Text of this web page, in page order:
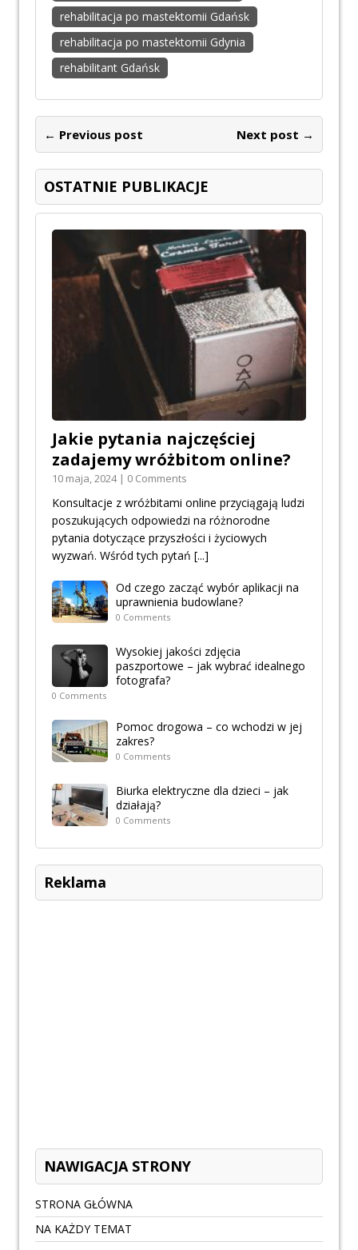
rehabilitacja po mastektomii Gdańsk
rehabilitacja po mastektomii Gdynia
rehabilitant Gdańsk
← Previous post Next post →
OSTATNIE PUBLIKACJE
Jakie pytania najczęściej
zadajemy wróżbitom online?
10 maja, 2024 | 0 Comments
Konsultacje z wróżbitami online przyciągają ludzi
poszukujących odpowiedzi na różnorodne
pytania dotyczące przyszłości i życiowych
wyzwań. Wśród tych pytań [...]
Od czego zacząć wybór aplikacji na
uprawnienia budowlane?
0 Comments
Wysokiej jakości zdjęcia
paszportowe – jak wybrać idealnego
fotografa?
0 Comments
Pomoc drogowa – co wchodzi w jej
zakres?
0 Comments
Biurka elektryczne dla dzieci – jak
działają?
0 Comments
Reklama
NAWIGACJA STRONY
STRONA GŁÓWNA
NA KAŻDY TEMAT